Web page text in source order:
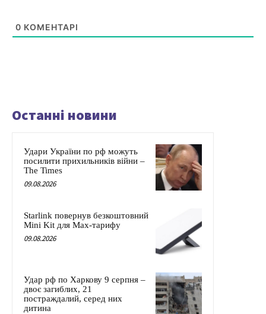
0 КОМЕНТАРІ
Останні новини
Удари України по рф можуть
посилити прихильників війни –
The Times
09.08.2026
Starlink повернув безкоштовний
Mini Kit для Max-тарифу
09.08.2026
Удар рф по Харкову 9 серпня –
двоє загиблих, 21
постраждалий, серед них
дитина